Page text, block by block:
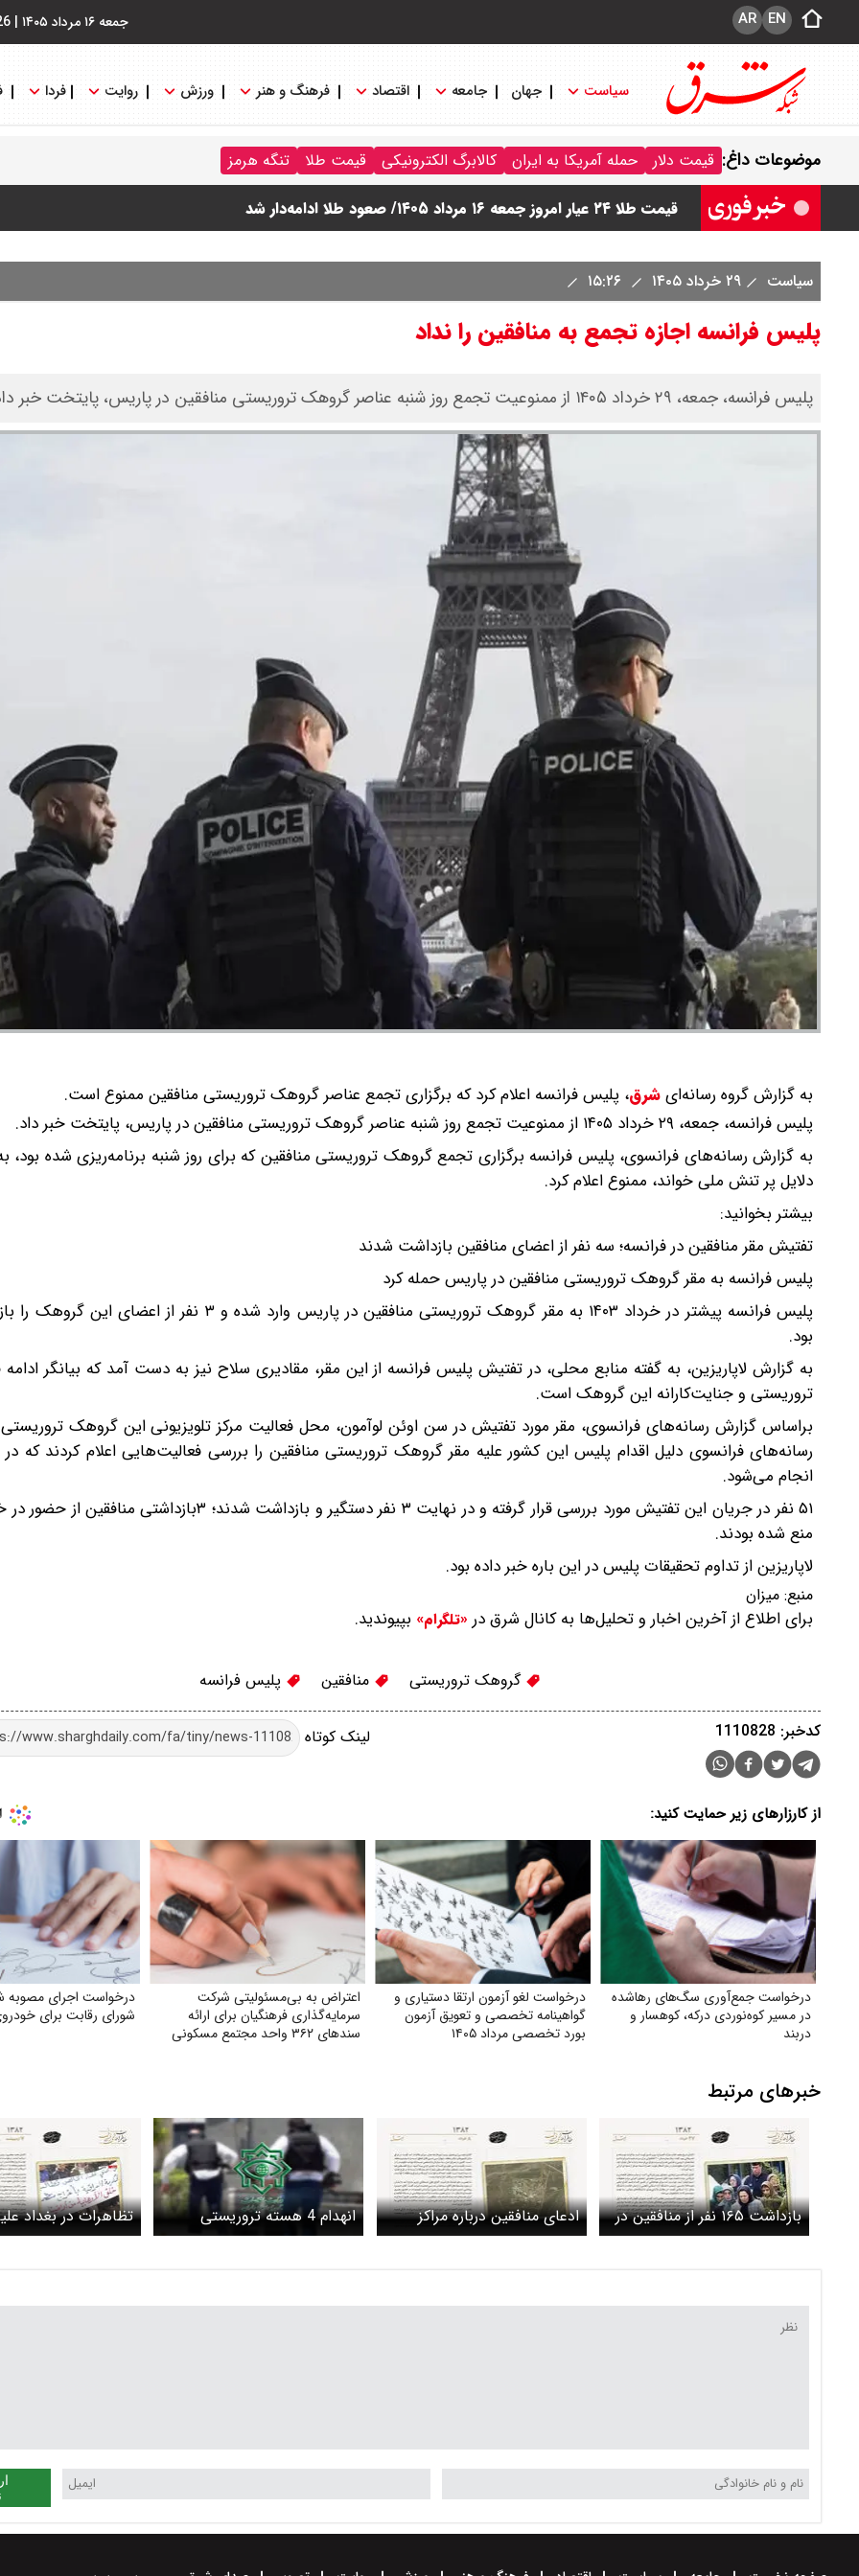
جمعه ۱۶ مرداد ۱۴۰۵ | EN
AR
سیاست جهان جامعه اقتصاد فرهنگ و هنر ورزش روایت فردا
موضوعات داغ: قیمت دلار حمله آمریکا به ایران کالابرگ الکترونیکی قیمت طلا تنگه هرمز
قیمت دینار عراق امروز جمعه ۱۶ مرداد ۱۴۰۵ اعلام شد + جدول
قیمت سکه امامی امروز جمعه ۱۶ مرداد ۱۴۰۵ اعلام شد/ کاهش قیمت سکه
قیمت طلا ۲۴ عیار امروز جمعه ۱۶ مرداد ۱۴۰۵/ صعود طلا ادامه‌دار شد
قیمت نفت امروز جمعه ۱۶ مرداد ۱۴۰۵ / نفت صعودی شد + جدول
سیاست ۲۹ خرداد ۱۴۰۵
پلیس فرانسه اجازه تجمع به منافقین را نداد
پلیس فرانسه، جمعه، ۲۹ خرداد ۱۴۰۵ از ممنوعیت تجمع روز شنبه عناصر گروهک تروریستی منافقین در پاریس، پایتخت خبر داد.
به گزارش گروه رسانه‌ایشرق، پلیس فرانسه اعلام کرد که برگزاری تجمع عناصر گروهک تروریستی منافقین ممنوع است.
پلیس فرانسه، جمعه، ۲۹ خرداد ۱۴۰۵ از ممنوعیت تجمع روز شنبه عناصر گروهک تروریستی منافقین در پاریس، پایتخت خبر داد.
به گزارش رسانه‌های فرانسوی، پلیس فرانسه برگزاری تجمع گروهک تروریستی منافقین که برای روز شنبه برنامه‌ریزی شده بود،
دلایل پر تنش ملی خواند، ممنوع اعلام کرد.
بیشتر بخوانید:
تفتیش مقر منافقین در فرانسه؛ سه نفر از اعضای منافقین بازداشت شدند
پلیس فرانسه به مقر گروهک تروریستی منافقین در پاریس حمله کرد
پلیس فرانسه پیشتر در خرداد ۱۴۰۳ به مقر گروهک تروریستی منافقین در پاریس وارد شده و ۳
بود.
به گزارش لاپاریزین، به گفته منابع محلی، در تفتیش پلیس فرانسه از این مقر، مقادیری سلاح نیز به دست آمد که بیانگر
تروریستی و جنایت‌کارانه این گروهک است.
براساس گزارش رسانه‌های فرانسوی، مقر مورد تفتیش در سن اوئن لوآمون، محل فعالیت مرکز تلویزیونی این گروهک
رسانه‌های فرانسوی دلیل اقدام پلیس این کشور علیه مقر گروهک تروریستی منافقین را بررسی فعالیت‌هایی اعلام کردند که
انجام می‌شود.
۵۱ نفر در جریان این تفتیش مورد بررسی قرار گرفته و در نهایت ۳ نفر دستگیر و بازداشت شدند؛
منع شده بودند.
لاپاریزین از تداوم تحقیقات پلیس در این باره خبر داده بود.
منبع: میزان
برای اطلاع از آخرین اخبار و تحلیل‌ها به کانال شرق در «تلگرام» بپیوندید.
گروهک تروریستی منافقین پلیس فرانسه
لینک کوتاه کدخبر: 1110828
از کارزارهای زیر حمایت کنید:
درخواست جمع‌آوری سگ‌های رهاشده
در مسیر کوه‌نوردی درکه، کوهسار و
دربند
درخواست لغو آزمون ارتقا دستیاری و
گواهینامه تخصصی و تعویق آزمون
بورد تخصصی مرداد ۱۴۰۵
اعتراض به بی‌مسئولیتی شرکت
سرمایه‌گذاری فرهنگیان برای ارائه
سندهای ۳۶۲ واحد مجتمع مسکونی
شورای رقابت برای
خبرهای مرتبط
بازداشت ۱۶۵ نفر از منافقین در
فرانسه
ادعای منافقین درباره مراکز
انرژی اتمی در ایران
انهدام 4 هسته تروریستی
تکفیری در جنوب‌شرق کشور
تظاهرات در بغداد